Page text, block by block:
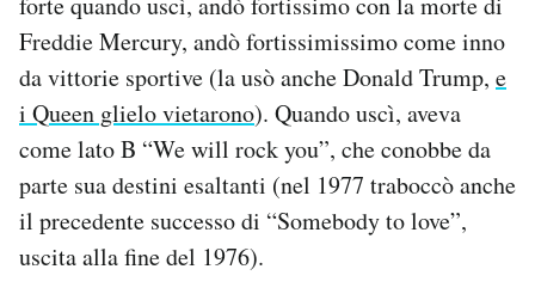
Freddie Mercury, andò fortissimissimo come inno
da vittorie sportive (la usò anche Donald Trump, e
i Queen glielo vietarono). Quando uscì, aveva
come lato B “We will rock you”, che conobbe da
parte sua destini esaltanti (nel 1977 traboccò anche
il precedente successo di “Somebody to love”,
uscita alla fine del 1976).